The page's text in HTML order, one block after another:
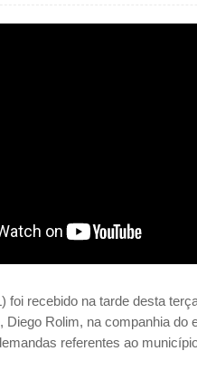
foi recebido na tarde desta
Rolim, na companhia do
referentes ao